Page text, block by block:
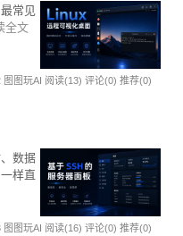
常见
全文
图图玩AI 阅读(13) 评论(0) 推荐(0)
数据
样直
图图玩AI 阅读(16) 评论(0) 推荐(0)